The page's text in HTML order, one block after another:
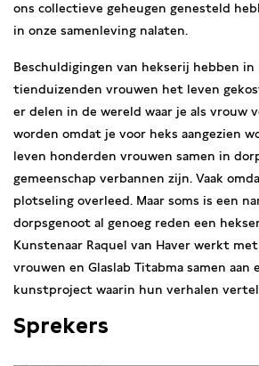
ons collectieve geheugen genesteld
in onze samenleving nalaten.
Beschuldigingen van hekserij hebben in
tienduizenden vrouwen het leven
er delen in de wereld waar je als vrouw
worden omdat je voor heks aangezien
leven honderden vrouwen samen in
gemeenschap verbannen zijn. Vaak
plotseling overleed. Maar soms is een
dorpsgenoot al genoeg reden een
Kunstenaar Raquel van Haver werkt
vrouwen en Glaslab Titabma samen aan
kunstproject waarin hun verhalen
Sprekers